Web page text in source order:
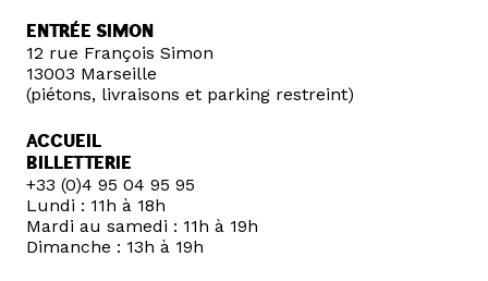
ENTRÉE SIMON
12 rue François Simon
13003 Marseille
(piétons, livraisons et parking restreint)
ACCUEIL
BILLETTERIE
+33 (0)4 95 04 95 95
Lundi : 11h à 18h
Mardi au samedi : 11h à 19h
Dimanche : 13h à 19h